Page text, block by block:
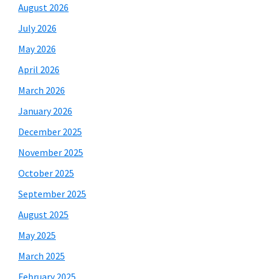
August 2026
July 2026
May 2026
April 2026
March 2026
January 2026
December 2025
November 2025
October 2025
September 2025
August 2025
May 2025
March 2025
February 2025